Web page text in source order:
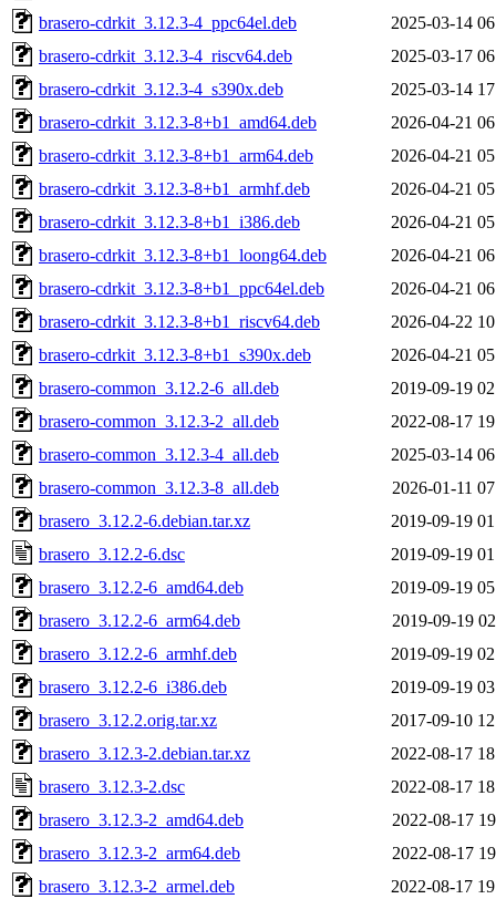
brasero-cdrkit_3.12.3-4_ppc64el.deb
2025-03-14
brasero-cdrkit_3.12.3-4_riscv64.deb
2025-03-17
brasero-cdrkit_3.12.3-4_s390x.deb
2025-03-14
brasero-cdrkit_3.12.3-8+b1_amd64.deb
2026-04-21
brasero-cdrkit_3.12.3-8+b1_arm64.deb
2026-04-21
brasero-cdrkit_3.12.3-8+b1_armhf.deb
2026-04-21
brasero-cdrkit_3.12.3-8+b1_i386.deb
2026-04-21
brasero-cdrkit_3.12.3-8+b1_loong64.deb
2026-04-21
brasero-cdrkit_3.12.3-8+b1_ppc64el.deb
2026-04-21
brasero-cdrkit_3.12.3-8+b1_riscv64.deb
2026-04-22
brasero-cdrkit_3.12.3-8+b1_s390x.deb
2026-04-21
brasero-common_3.12.2-6_all.deb
2019-09-19
brasero-common_3.12.3-2_all.deb
2022-08-17
brasero-common_3.12.3-4_all.deb
2025-03-14
brasero-common_3.12.3-8_all.deb
2026-01-11
brasero_3.12.2-6.debian.tar.xz
2019-09-19
brasero_3.12.2-6.dsc
2019-09-19
brasero_3.12.2-6_amd64.deb
2019-09-19
brasero_3.12.2-6_arm64.deb
2019-09-19
brasero_3.12.2-6_armhf.deb
2019-09-19
brasero_3.12.2-6_i386.deb
2019-09-19
brasero_3.12.2.orig.tar.xz
2017-09-10
brasero_3.12.3-2.debian.tar.xz
2022-08-17
brasero_3.12.3-2.dsc
2022-08-17
brasero_3.12.3-2_amd64.deb
2022-08-17
brasero_3.12.3-2_arm64.deb
2022-08-17
brasero_3.12.3-2_armel.deb
2022-08-17